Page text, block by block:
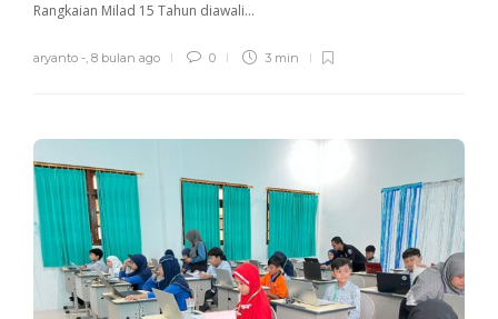
Rangkaian Milad 15 Tahun diawali...
aryanto -, 8 bulan ago 0 3 min